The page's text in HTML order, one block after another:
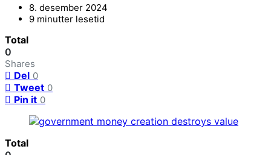
8. desember 2024
9 minutter lesetid
Total
0
Shares
Del 0
Tweet 0
Pin it 0
Total